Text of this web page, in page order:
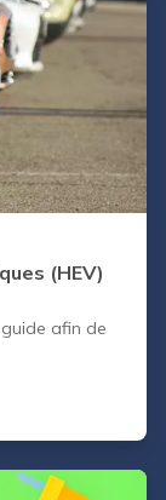
(HEV)
afin de